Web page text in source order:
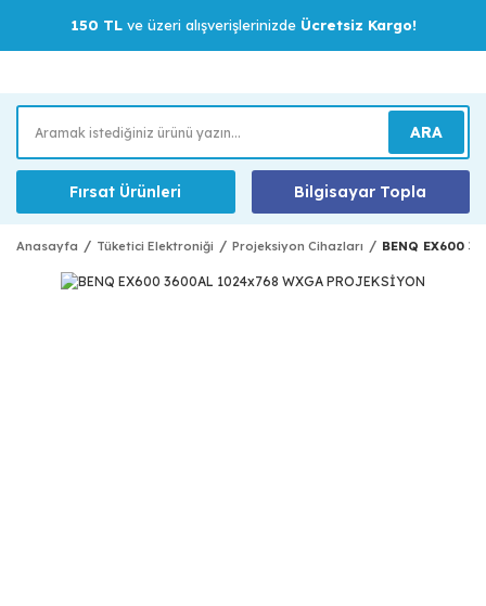
150 TLve üzeri alışverişlerinizde Ücretsiz Kargo!
ARA
Fırsat Ürünleri Bilgisayar Topla
Anasayfa Tüketici Elektroniği Projeksiyon Cihazları BENQ EX600